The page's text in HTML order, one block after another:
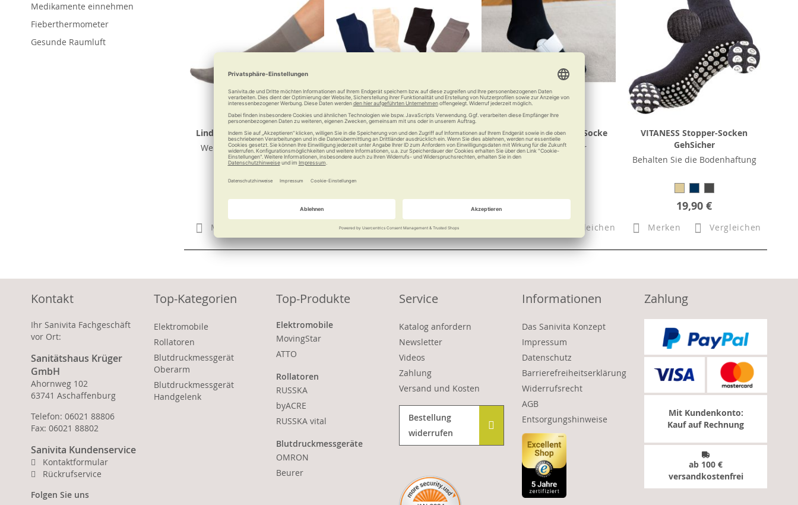
Lindner Spezialsocken Diasoft
Weiches für Anspruchsvolle.
Merken
Lindner Spezialsocken Silversoft
Perfekter Sitz den ganzen Tag.
Merken Vergleichen
RUSSKA Hallux-valgus-Socke
Für Schienenträger
Vergleichen
VITANESS Stopper-Socken
GehSicher
Behalten Sie die Bodenhaftung
19,90 €
Merken Vergleichen
Medikamente einnehmen
Fieberthermometer
Gesunde Raumluft
Kontakt
Ihr Sanivita Fachgeschäft
vor Ort:
Sanitätshaus Krüger
GmbH
Ahornweg 102
63741 Aschaffenburg
Telefon: 06021 88806
Fax: 06021 88802
Sanivita Kundenservice
Kontaktformular
Rückrufservice
Folgen Sie uns
Top-Kategorien
Elektromobile
Rollatoren
Blutdruckmessgerät
Oberarm
Blutdruckmessgerät
Handgelenk
Top-Produkte
Elektromobile
MovingStar
ATTO
Rollatoren
RUSSKA
byACRE
RUSSKA vital
Blutdruckmessgeräte
OMRON
Beurer
Service
Katalog anfordern
Newsletter
Videos
Zahlung
Versand und Kosten
Bestellung
widerrufen
Informationen
Das Sanivita Konzept
Impressum
Datenschutz
Barrierefreiheitserklärung
Widerrufsrecht
AGB
Entsorgungshinweise
Zahlung
Mit Kundenkonto:
Kauf auf Rechnung
ab 100 €
versandkostenfrei